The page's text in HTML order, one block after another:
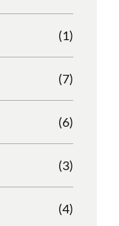
(1)
(7)
(6)
(3)
(4)